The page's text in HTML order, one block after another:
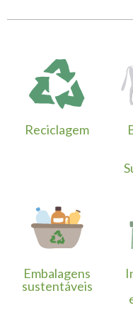
Reciclagem
Embalagens
sustentáveis